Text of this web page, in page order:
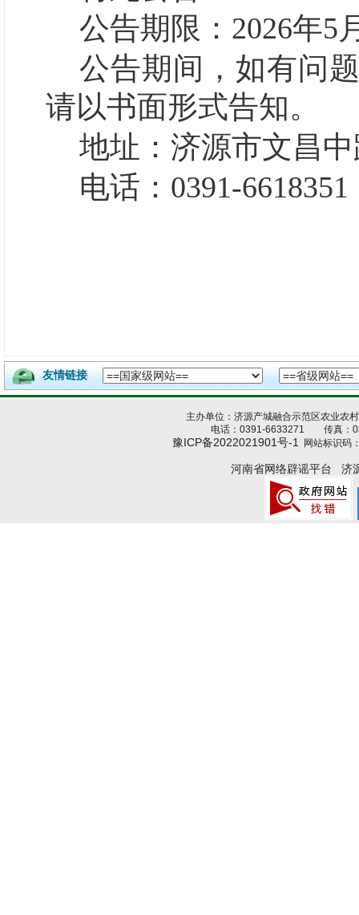
公告期限： 2026年5
公告期间，如有问
请以书面形式告知。
地址：济源市文昌
电话： 0391-6618351
友情链接
主办单位：济源产城融合示范区农业
电话：0391-6633271 传真：
豫ICP备2022021901号-1 网站标识码
河南省网络辟谣平台 济